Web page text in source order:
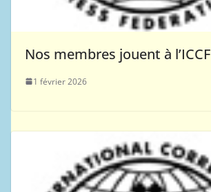
Nos membres jouent à l’ICCF
1 février 2026